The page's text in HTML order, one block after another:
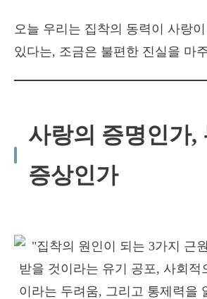
오늘 우리는 집착의 동력이 사랑이
있다는, 조금은 불편한 진실을 마
사랑의 증명인가,
증상인가